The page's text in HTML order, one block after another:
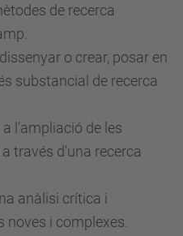
de recerca
o crear, posar en
substancial de recerca
l'ampliació de les
través d'una recerca
anàlisi crítica i
noves i complexes.